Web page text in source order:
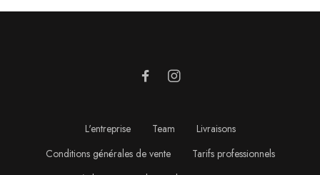
L'entreprise Team
Livraisons
Conditions générales de vente
Tarifs professionnels